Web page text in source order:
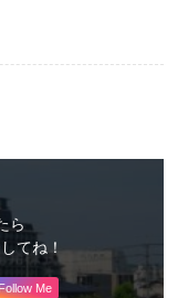
ら
てね！
Me